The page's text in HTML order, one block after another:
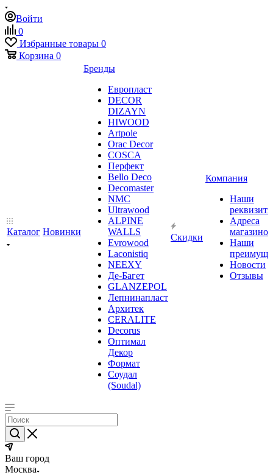
Войти
0
Избранные товары 0
Корзина 0
Каталог Новинки
Бренды
Европласт
DECOR
DIZAYN
HIWOOD
Artpole
Orac Decor
COSCA
Перфект
Bello Deco
Decomaster
NMС
Ultrawood
ALPINE
WALLS
Evrowood
Laconistiq
NEEXY
Де-Багет
GLANZEPOL
Лепнинапласт
Архитек
CERALITE
Decorus
Оптимал
Декор
Формат
Соудал
(Soudal)
Скидки
Компания
Наши
Адреса
магазинов
Наши
Новости
Отзывы
Ваш город
Москва